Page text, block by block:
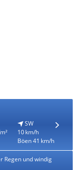
SW
10 km/h
Böen 41 km/h
Regen und windig